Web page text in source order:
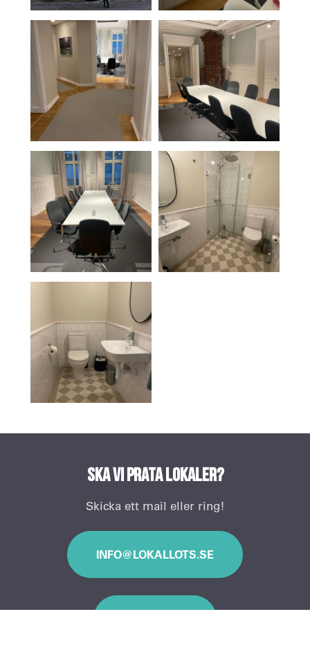
Ska vi prata lokaler?
Skicka ett mail eller ring!
INFO@LOKALLOTS.SE